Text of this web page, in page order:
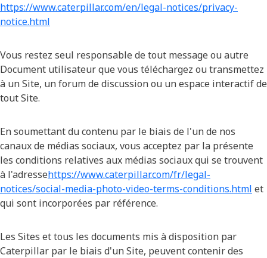
https://www.caterpillar.com/en/legal-notices/privacy-
notice.html
Vous restez seul responsable de tout message ou autre
Document utilisateur que vous téléchargez ou transmettez
à un Site, un forum de discussion ou un espace interactif de
tout Site.
En soumettant du contenu par le biais de l'un de nos
canaux de médias sociaux, vous acceptez par la présente
les conditions relatives aux médias sociaux qui se trouvent
à l'adressehttps://www.caterpillar.com/fr/legal-
notices/social-media-photo-video-terms-conditions.html et
qui sont incorporées par référence.
Les Sites et tous les documents mis à disposition par
Caterpillar par le biais d'un Site, peuvent contenir des